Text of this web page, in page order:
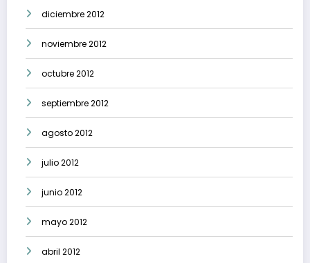
diciembre 2012
noviembre 2012
octubre 2012
septiembre 2012
agosto 2012
julio 2012
junio 2012
mayo 2012
abril 2012